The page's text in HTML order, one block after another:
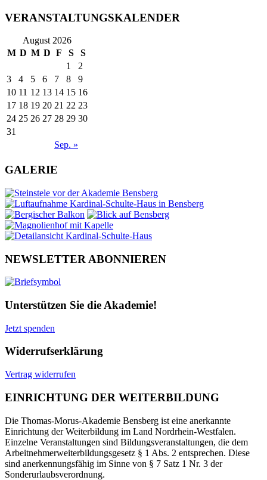
VERANSTALTUNGSKALENDER
August 2026
M D M D F S S
Sep. »
1
2
3
4 5 6 7 8
9
10 11 12 13 14 15 16
17 18 19 20 21 22 23
24 25 26 27 28 29 30
31
GALERIE
NEWSLETTER ABONNIEREN
Unterstützen Sie die Akademie!
Jetzt spenden
Widerrufserklärung
Vertrag widerrufen
EINRICHTUNG DER WEITERBILDUNG
Die Thomas-Morus-Akademie Bensberg ist eine anerkannte
Einrichtung der Weiterbildung im Land Nordrhein-Westfalen.
Einzelne Veranstaltungen sind Bildungsveranstaltungen, die dem
Arbeitnehmerweiterbildungsgesetz § 1 Abs. 2 entsprechen. Diese
sind anerkennungsfähig im Sinne von § 7 Satz 1 Nr. 3 der
Sonderurlaubsverordnung.